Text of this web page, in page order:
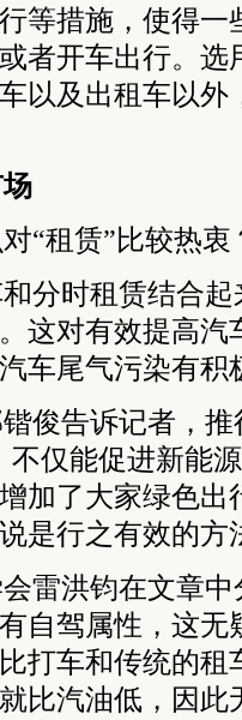
等措施，使得一
者开车出行。选
以及出租车以外
“租赁”比较热衷
分时租赁结合
这对有效提高汽
车尾气污染有积
俊告诉记者，
不仅能促进新能
加了大家绿色出
是行之有效的方
雷洪钧在文章
自驾属性，这无
打车和传统的租
比汽油低，因此